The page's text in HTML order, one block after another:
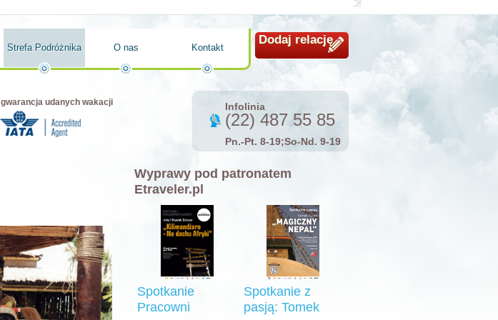
Dodaj relację
Strefa Podróżnika O nas Kontakt
gwarancja udanych wakacji Infolinia
(22) 487 55 85
Pn.-Pt. 8-19;So-Nd. 9-19
Wyprawy pod patronatem
Etraveler.pl
Spotkanie
Pracowni
Spotkanie z
pasją: Tomek